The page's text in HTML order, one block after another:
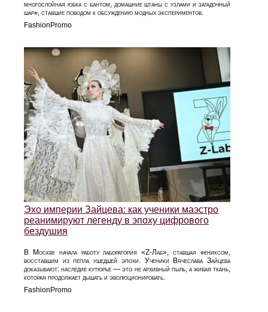
многослойная юбка с бантом, домашние штаны с узлами и загадочный
шарф, ставшие поводом к обсуждению модных экспериментов.
FashionPromo
Эхо империи Зайцева: как ученики маэстро
реанимируют легенду в эпоху цифрового
бездушия
В Москве начала работу лаборатория «Z-Лаб», ставшая фениксом,
восставшим из пепла ушедшей эпохи. Ученики Вячеслава Зайцева
доказывают: наследие кутюрье — это не архивный пыль, а живая ткань,
которая продолжает дышать и эволюционировать.
FashionPromo